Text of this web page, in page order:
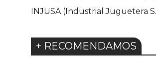
INJUSA (Industrial Juguetera
+ RECOMENDAMOS